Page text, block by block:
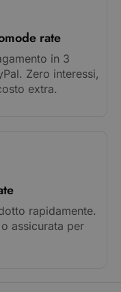
rate
in 3
Zero interessi,
extra.
rapidamente.
assicurata per